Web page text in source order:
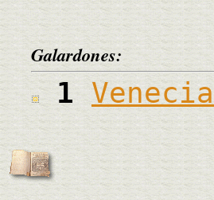
Galardones:
1Venecia